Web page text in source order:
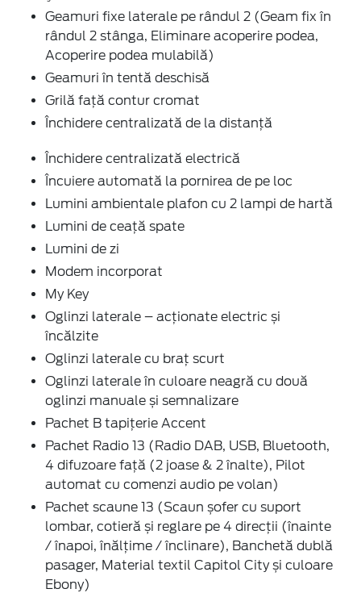
Geamuri fixe laterale pe rândul 2 (Geam fix în
rândul 2 stânga, Eliminare acoperire podea,
Acoperire podea mulabilă)
Geamuri în tentă deschisă
Grilă față contur cromat
Închidere centralizată de la distanţă
Închidere centralizată electrică
Încuiere automată la pornirea de pe loc
Lumini ambientale plafon cu 2 lampi de hartă
Lumini de ceață spate
Lumini de zi
Modem incorporat
My Key
Oglinzi laterale – acționate electric și
încălzite
Oglinzi laterale cu braț scurt
Oglinzi laterale în culoare neagră cu două
oglinzi manuale și semnalizare
Pachet B tapițerie Accent
Pachet Radio 13 (Radio DAB, USB, Bluetooth,
4 difuzoare față (2 joase & 2 înalte), Pilot
automat cu comenzi audio pe volan)
Pachet scaune 13 (Scaun șofer cu suport
lombar, cotieră și reglare pe 4 direcții (înainte
/ înapoi, înălțime / înclinare), Banchetă dublă
pasager, Material textil Capitol City și culoare
Ebony)